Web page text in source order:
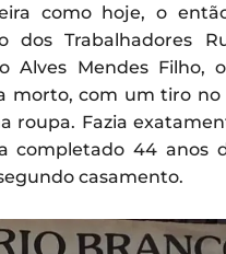
como hoje, o
dos Trabalhadores
Alves Mendes Filho,
morto, com um tiro no
roupa. Fazia
completado 44 anos
casamento.